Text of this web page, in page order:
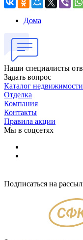
Дома
Наши специалисты
Задать вопрос
Каталог недвижимости
Отделка
Компания
Контакты
Правила акции
Мы в соцсетях
Подписаться на